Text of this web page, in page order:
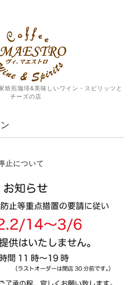
焙煎珈琲&美味しいワイン・スピリッツと
チーズの店
止について